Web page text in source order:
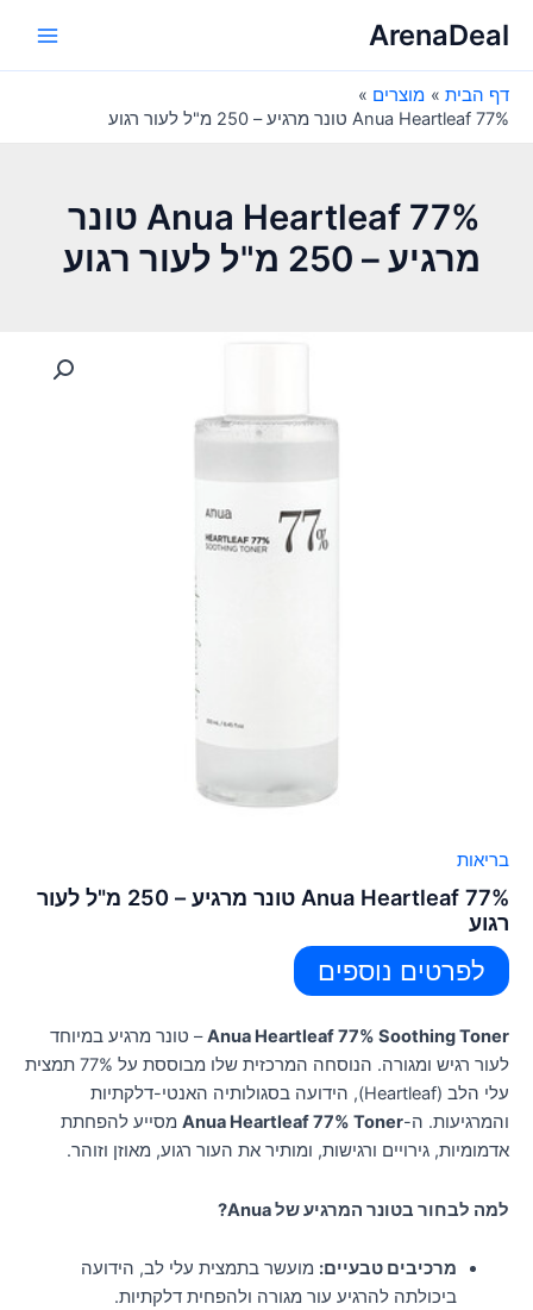
לתוכןArenaDeal
דף הבית
מוצרים
Anua Heartleaf 77% טונר מרגיע – 250 מ"ל לעור רגוע
Anua Heartleaf 77% טונר
מרגיע – 250 מ"ל לעור רגוע
בריאות
Anua Heartleaf 77% טונר מרגיע – 250 מ"ל לעור
רגוע
לפרטים נוספים
Anua Heartleaf 77% Soothing Toner– טונר מרגיע במיוחד
לעור רגיש ומגורה. הנוסחה המרכזית שלו מבוססת על 77% תמצית
עלי הלב (Heartleaf), הידועה בסגולותיה האנטי-דלקתיות
והמרגיעות. ה-Anua Heartleaf 77% Toner מסייע להפחתת
אדמומיות, גירויים ורגישות, ומותיר את העור רגוע, מאוזן וזוהר.
למה לבחור בטונר המרגיע של Anua?
מרכיבים טבעיים: מועשר בתמצית עלי לב, הידועה
ביכולתה להרגיע עור מגורה ולהפחית דלקתיות.